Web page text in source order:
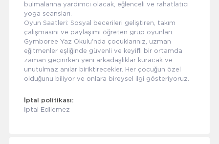
bulmalarına yardımcı olacak, eğlenceli ve rahatlatıcı
yoga seansları.
Oyun Saatleri: Sosyal becerileri geliştiren, takım
çalışmasını ve paylaşımı öğreten grup oyunları.
Gymboree Yaz Okulu'nda çocuklarınız, uzman
eğitmenler eşliğinde güvenli ve keyifli bir ortamda
zaman geçirirken yeni arkadaşlıklar kuracak ve
unutulmaz anılar biriktirecekler. Her çocuğun özel
olduğunu biliyor ve onlara bireysel ilgi gösteriyoruz.
İptal politikası:
İptal Edilemez